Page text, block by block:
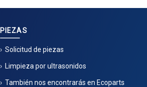
PIEZAS
Solicitud de piezas
Limpieza por ultrasonidos
También nos encontrarás en Ecoparts